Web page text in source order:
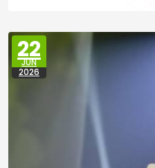
22
JUN
2026